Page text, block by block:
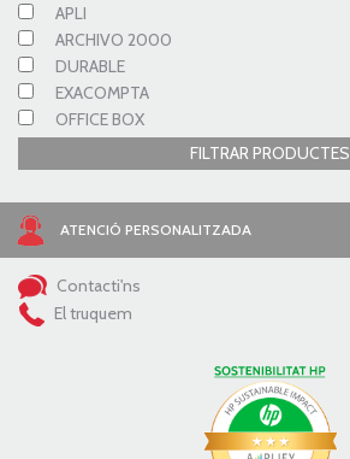
APLI
ARCHIVO 2000
DURABLE
EXACOMPTA
OFFICE BOX
FILTRAR PRODUCTES
ATENCIÓ PERSONALITZADA
Contacti'ns
El truquem